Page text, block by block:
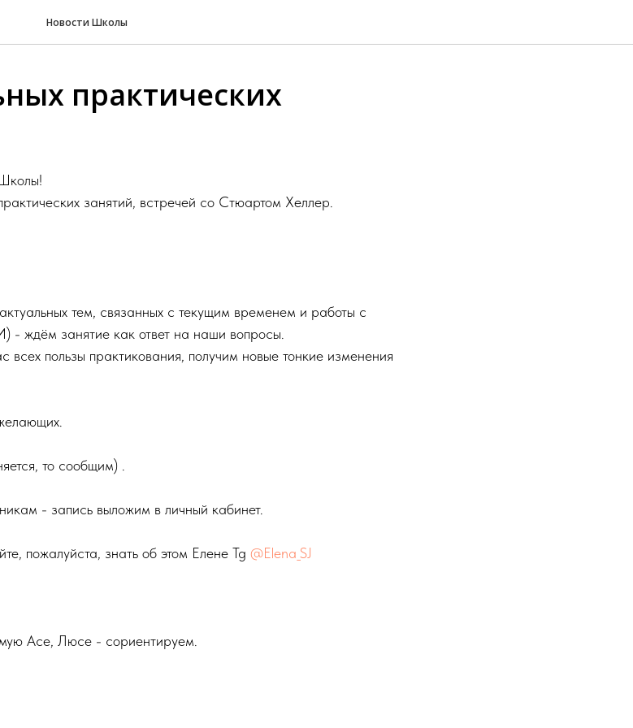
Новости Школы
практических
занятий, встречей со Стюартом Хеллер.
тем, связанных с текущим временем и работы с
- ждём занятие как ответ на наши вопросы.
всех пользы практикования, получим новые тонкие изменения
то сообщим) .
- запись выложим в личный кабинет.
пожалуйста, знать об этом Елене Tg @Elena_SJ
Асе, Люсе - сориентируем.